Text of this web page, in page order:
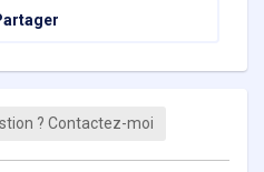
? Contactez-moi